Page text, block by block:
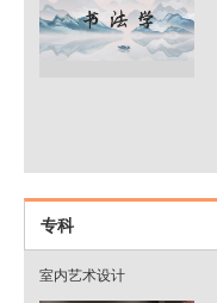
专科
室内艺术设计